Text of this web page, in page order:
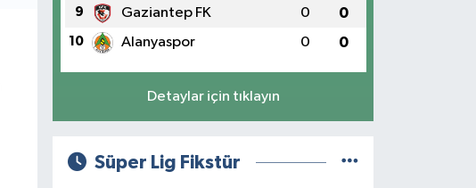
9 Gaziantep FK 0 0
10 Alanyaspor 0 0
Detaylar için tıklayın
Süper Lig Fikstür